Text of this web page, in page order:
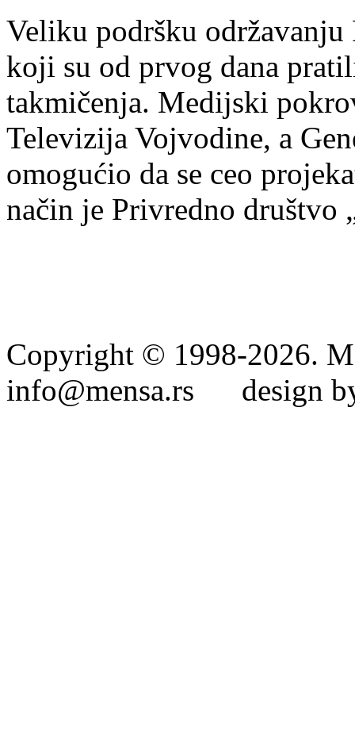
Veliku podršku
koji su od prvog dana
takmičenja. Medijski
Televizija Vojvodine, a
omogućio da se ceo
način je Privredno društvo
Copyright © 1998-2026.
info@mensa.rs design